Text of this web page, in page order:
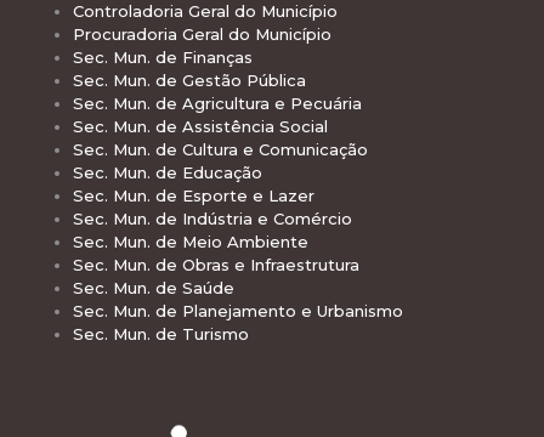
Controladoria Geral do Município
Procuradoria Geral do Município
Sec. Mun. de Finanças
Sec. Mun. de Gestão Pública
Sec. Mun. de Agricultura e Pecuária
Sec. Mun. de Assistência Social
Sec. Mun. de Cultura e Comunicação
Sec. Mun. de Educação
Sec. Mun. de Esporte e Lazer
Sec. Mun. de Indústria e Comércio
Sec. Mun. de Meio Ambiente
Sec. Mun. de Obras e Infraestrutura
Sec. Mun. de Saúde
Sec. Mun. de Planejamento e Urbanismo
Sec. Mun. de Turismo